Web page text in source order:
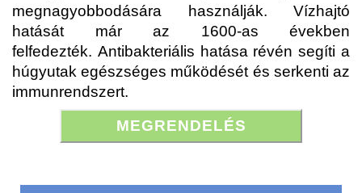
megnagyobbodására használják. Vízhajtó
hatását már az 1600-as években
felfedezték. Antibakteriális hatása révén segíti a
húgyutak egészséges működését és serkenti az
immunrendszert.
MEGRENDELÉS